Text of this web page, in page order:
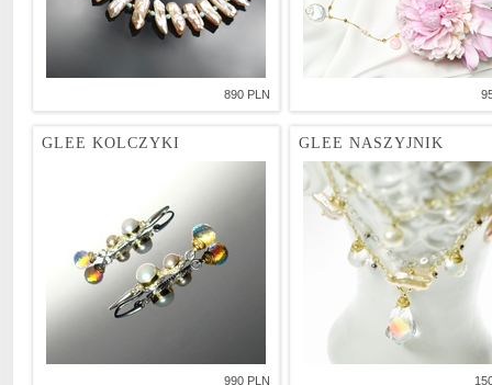
890 PLN
GLEE KOLCZYKI
990 PLN
GLEE NASZYJNIK